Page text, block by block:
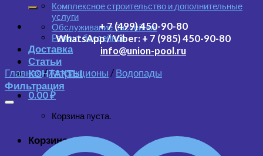
Комплексное строительство и дополнительные
услуги
Обслуживание бассейнов
Ремонт бассейнов
Доставка
Статьи
КОНТАКТЫ
0.00₽
Корзина пуста.
Корзина
+ 7 (499) 450-90-80
WhatsApp / Viber: + 7 (985) 450-90-80
info@union-pool.ru
Главная/Аттракционы/Водопады
Фильтрация